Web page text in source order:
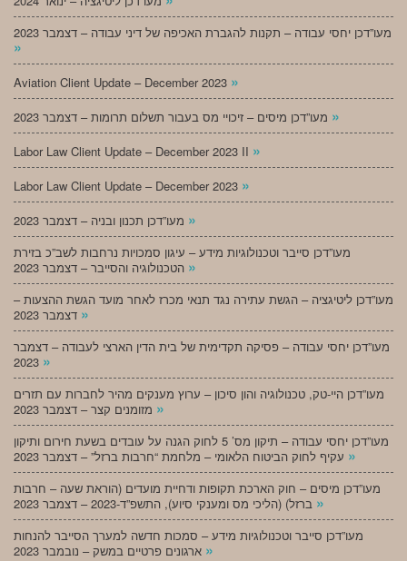
מעו”דכן יחסי עבודה – תקנות להגברת האכיפה של דיני עבודה – דצמבר 2023
»
Aviation Client Update – December 2023 »
»
Labor Law Client Update – December 2023 II »
Labor Law Client Update – December 2023 »
»
מעו”דכן סייבר וטכנולוגיות מידע – עיגון סמכויות נרחבות לשב”כ בזירת
»
מעו”דכן ליטיגציה – הגשת עתירה נגד תנאי מכרז לאחר מועד הגשת ההצעות –
»
מעו”דכן יחסי עבודה – פסיקה תקדימית של בית הדין הארצי לעבודה – דצמבר
»
מעו”דכן היי-טק, טכנולוגיה והון סיכון – ערוץ מענקים מהיר לחברות עם תזרים
»
מעו”דכן יחסי עבודה – תיקון מס’ 5 לחוק הגנה על עובדים בשעת חירום ותיקון
»
מעו”דכן מיסים – חוק הארכת תקופות ודחיית מועדים (הוראת שעה – חרבות
»
מעו”דכן סייבר וטכנולוגיות מידע – סמכות חדשה למערך הסייבר להנחות
»